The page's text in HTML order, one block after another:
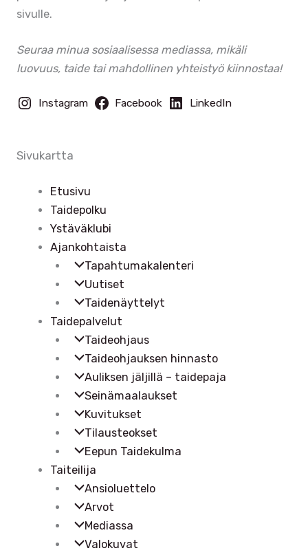
sivulle.
Seuraa minua sosiaalisessa mediassa, mikäli
luovuus, taide tai mahdollinen yhteistyö kiinnostaa!
Instagram Facebook LinkedIn
Sivukartta
Etusivu
Taidepolku
Ystäväklubi
Ajankohtaista
Tapahtumakalenteri
Uutiset
Taidenäyttelyt
Taidepalvelut
Taideohjaus
Taideohjauksen hinnasto
Auliksen jäljillä – taidepaja
Seinämaalaukset
Kuvitukset
Tilausteokset
Eepun Taidekulma
Taiteilija
Ansioluettelo
Arvot
Mediassa
Valokuvat